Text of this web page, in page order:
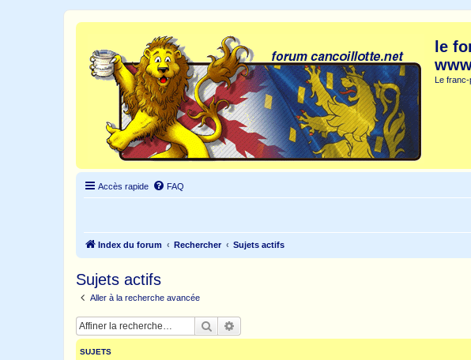
le
Le franc-
Accès rapide FAQ
Index du forum Rechercher Sujets actifs
Sujets actifs
Aller à la recherche avancée
Rechercher
SUJETS